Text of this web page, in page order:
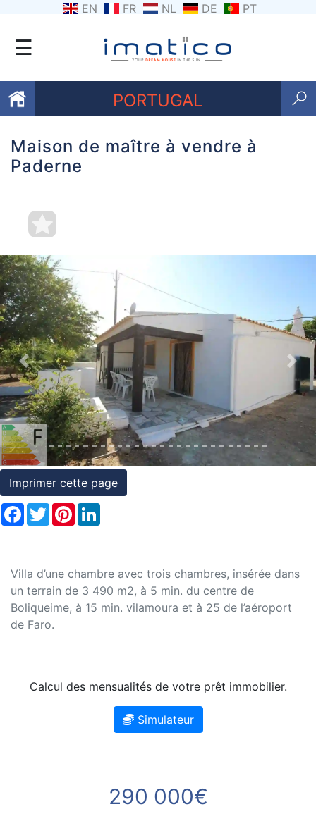
EN FR NL DE PT
☰
PORTUGAL
Favoris
nous
Contactez
nous
Termes
et
conditions
Témoignages
Conseils
Juridiques
Maison de maître à vendre à
Paderne
Previous Next
Imprimer cette page
Facebook
TwitterPinterest
Villa d’une chambre avec trois chambres, insérée dans
un terrain de 3 490 m2, à 5 min. du centre de
Boliqueime, à 15 min. vilamoura et à 25 de l’aéroport
de Faro.
Calcul des mensualités de votre prêt immobilier.
Simulateur
290 000€